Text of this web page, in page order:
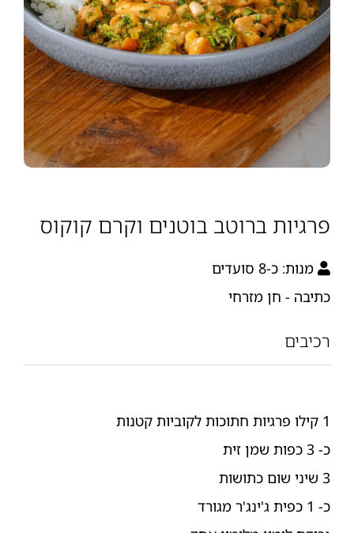
פרגיות ברוטב בוטנים וקרם קוקוס
מנות: כ-8 סועדים
כתיבה - חן מזרחי
רכיבים
1 קילו פרגיות חתוכות לקוביות קטנות
כ- 3 כפות שמן זית
3 שיני שום כתושות
כ- 1 כפית ג'ינג'ר מגורד